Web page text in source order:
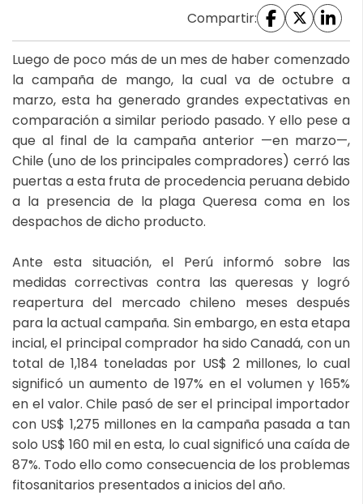
Compartir:
Luego de poco más de un mes de haber comenzado
la campaña de mango, la cual va de octubre a
marzo, esta ha generado grandes expectativas en
comparación a similar periodo pasado. Y ello pese a
que al final de la campaña anterior —en marzo—,
Chile (uno de los principales compradores) cerró las
puertas a esta fruta de procedencia peruana debido
a la presencia de la plaga Queresa coma en los
despachos de dicho producto.
Ante esta situación, el Perú informó sobre las
medidas correctivas contra las queresas y logró
reapertura del mercado chileno meses después
para la actual campaña. Sin embargo, en esta etapa
incial, el principal comprador ha sido Canadá, con un
total de 1,184 toneladas por US$ 2 millones, lo cual
significó un aumento de 197% en el volumen y 165%
en el valor. Chile pasó de ser el principal importador
con US$ 1,275 millones en la campaña pasada a tan
solo US$ 160 mil en esta, lo cual significó una caída de
87%. Todo ello como consecuencia de los problemas
fitosanitarios presentados a inicios del año.